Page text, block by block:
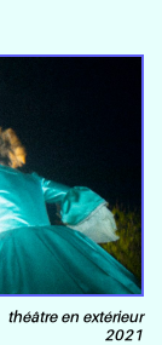
théâtre en extérieur
2021